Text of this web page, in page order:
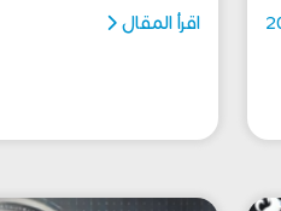
اقرأ المقال